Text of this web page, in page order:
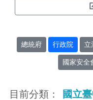
總統府 行政院 立
國家安全
目前分類： 國立